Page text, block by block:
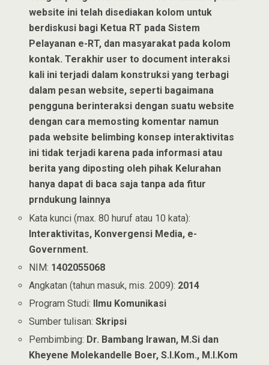
website ini telah disediakan kolom untuk
berdiskusi bagi Ketua RT pada Sistem
Pelayanan e-RT, dan masyarakat pada kolom
kontak. Terakhir user to document interaksi
kali ini terjadi dalam konstruksi yang terbagi
dalam pesan website, seperti bagaimana
pengguna berinteraksi dengan suatu website
dengan cara memosting komentar namun
pada website belimbing konsep interaktivitas
ini tidak terjadi karena pada informasi atau
berita yang diposting oleh pihak Kelurahan
hanya dapat di baca saja tanpa ada fitur
prndukung lainnya
Kata kunci (max. 80 huruf atau 10 kata):
Interaktivitas, Konvergensi Media, e-
Government.
NIM: 1402055068
Angkatan (tahun masuk, mis. 2009): 2014
Program Studi: Ilmu Komunikasi
Sumber tulisan:Skripsi
Pembimbing: Dr. Bambang Irawan, M.Si dan
Kheyene Molekandelle Boer, S.I.Kom., M.I.Kom